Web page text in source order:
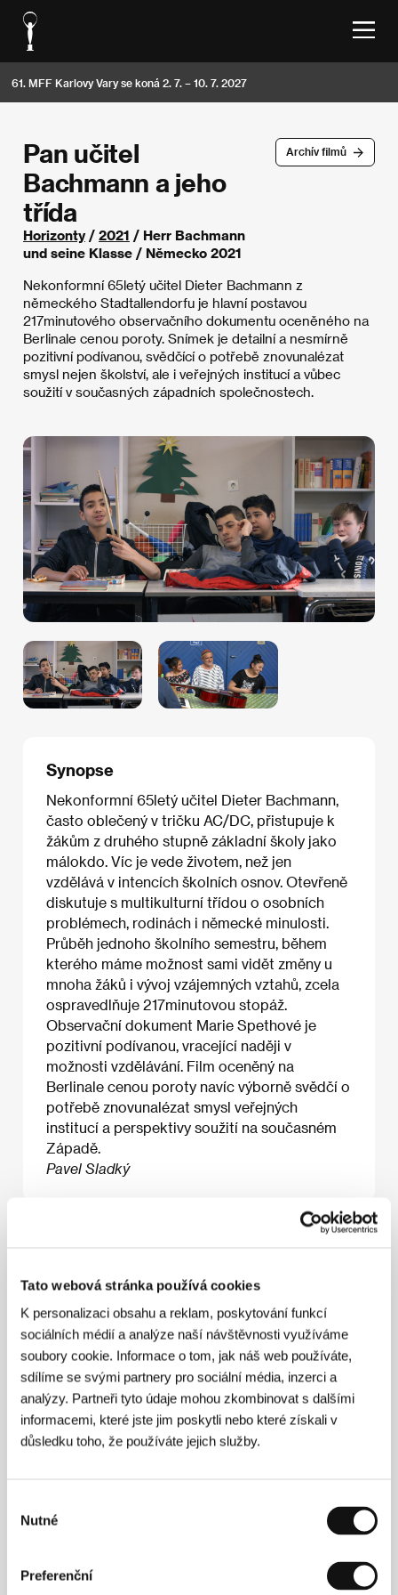
Tato webová stránka používá cookies
K personalizaci obsahu a reklam, poskytování funkcí
sociálních médií a analýze naší návštěvnosti využíváme
soubory cookie. Informace o tom, jak náš web používáte,
sdílíme se svými partnery pro sociální média, inzerci a
analýzy. Partneři tyto údaje mohou zkombinovat s dalšími
informacemi, které jste jim poskytli nebo které získali v
důsledku toho, že používáte jejich služby.
souhlasu
Nutné
Preferenční
61. MFF Karlovy Vary se koná 2. 7. – 10. 7. 2027
Archív filmů
Pan učitel
Bachmann a jeho
třída
Horizonty/ 2021 / Herr Bachmann
und seine Klasse / Německo 2021
Nekonformní 65letý učitel Dieter Bachmann z
německého Stadtallendorfu je hlavní postavou
217minutového observačního dokumentu oceněného na
Berlinale cenou poroty. Snímek je detailní a nesmírně
pozitivní podívanou, svědčící o potřebě znovunalézat
smysl nejen školství, ale i veřejných institucí a vůbec
soužití v současných západních společnostech.
Synopse
Nekonformní 65letý učitel Dieter Bachmann,
často oblečený v tričku AC/DC, přistupuje k
žákům z druhého stupně základní školy jako
málokdo. Víc je vede životem, než jen
vzdělává v intencích školních osnov. Otevřeně
diskutuje s multikulturní třídou o osobních
problémech, rodinách i německé minulosti.
Průběh jednoho školního semestru, během
kterého máme možnost sami vidět změny u
mnoha žáků i vývoj vzájemných vztahů, zcela
ospravedlňuje 217minutovou stopáž.
Observační dokument Marie Spethové je
pozitivní podívanou, vracející naději v
možnosti vzdělávání. Film oceněný na
Berlinale cenou poroty navíc výborně svědčí o
potřebě znovunalézat smysl veřejných
institucí a perspektivy soužití na současném
Západě.
Pavel Sladký
217 min / Barevný, DCP
RežieMaria Speth/ Kamera Reinhold Vorschneider
/ HudbaOliver Göbel/ StřihMaria Speth/
Producent
Maria Speth / Výroba Madonnen Film
/
SalesFilms Boutique
Režie